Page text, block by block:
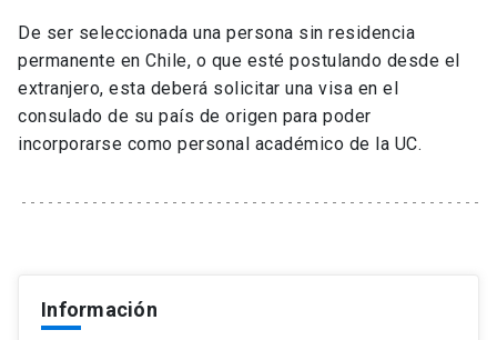
De ser seleccionada una persona sin residencia
permanente en Chile, o que esté postulando desde el
extranjero, esta deberá solicitar una visa en el
consulado de su país de origen para poder
incorporarse como personal académico de la UC.
Información